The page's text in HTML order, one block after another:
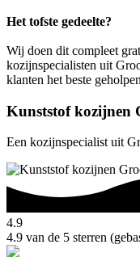
Het tofste gedeelte?
Wij doen dit compleet
kozijnspecialisten uit
klanten het beste
Kunststof kozijnen
Een kozijnspecialist uit
4.9
4.9 van de 5 sterren